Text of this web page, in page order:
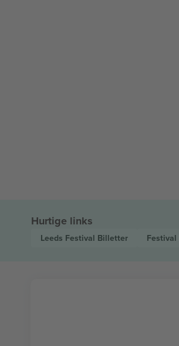
Hurtige links
Leeds Festival Billetter Festival